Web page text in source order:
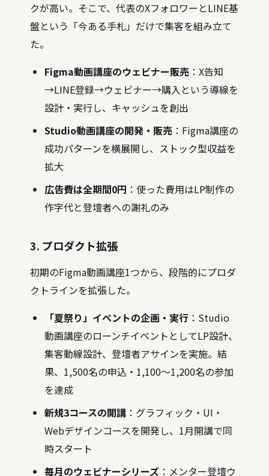
クが高い。そこで、代表のXフォロワーとLINE基
盤という「今ある手札」だけで集客を組み立て
た。
Figma動画講座のウェビナー販売 ：X告知
→LINE登録→ウェビナー→購入という導線を
設計・実行し、キャッシュを創出
Studio動画講座の開発・販売 ：Figma講座の
成功パターンを横展開し、ストック型収益を
拡大
広告費は全期間0円 ：使った費用はLP制作の
作字代と登壇者への謝礼のみ
3. プロダクト拡張
初期のFigma動画講座1つから、段階的にプロダ
クトラインを拡張した。
「夏祭り」イベントの企画・実行 ：Studio
動画講座のローンチイベントとしてLP設計、
集客動線設計、登壇者アサインを実施。結
果、1,500名の申込・1,100〜1,200名の参加
を達成
新規3コースの開講 ：グラフィック・UI・
Webデザインコースを開発し、1月開講で同
時スタート
毎月のウェビナーシリーズ ：メンター登壇ウ